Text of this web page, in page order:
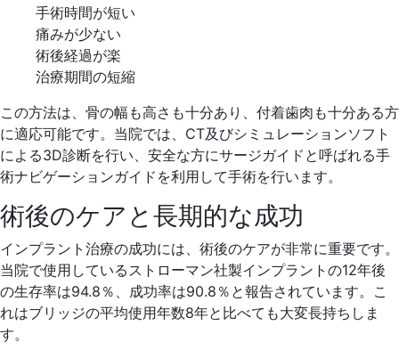
手術時間が短い
痛みが少ない
術後経過が楽
治療期間の短縮
この方法は、骨の幅も高さも十分あり、付着歯肉も十分ある方
に適応可能です。当院では、CT及びシミュレーションソフト
による3D診断を行い、安全な方にサージガイドと呼ばれる手
術ナビゲーションガイドを利用して手術を行います。
術後のケアと長期的な成功
インプラント治療の成功には、術後のケアが非常に重要です。
当院で使用しているストローマン社製インプラントの12年後
の生存率は94.8％、成功率は90.8％と報告されています。こ
れはブリッジの平均使用年数8年と比べても大変長持ちしま
す。